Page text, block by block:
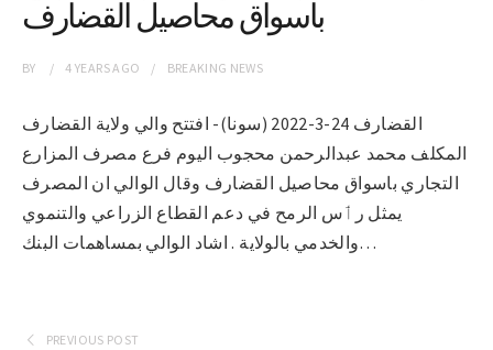
باسواق محاصيل القضارف
BY 4 YEARSAGO BREAKING NEWS
القضارف 24-3-2022 (سونا)- افتتح والي ولاية القضارف
المكلف محمد عبدالرحمن محجوب اليوم فرع مصرف المزارع
التجاري باسواق محاصيل القضارف وقال الوالي ان المصرف
يمثل رٲس الرمح في دعم القطاع الزراعي والتنموي
والخدمي بالولاية . اشاد الوالي بمساهمات البنك…
PREVIOUS POST